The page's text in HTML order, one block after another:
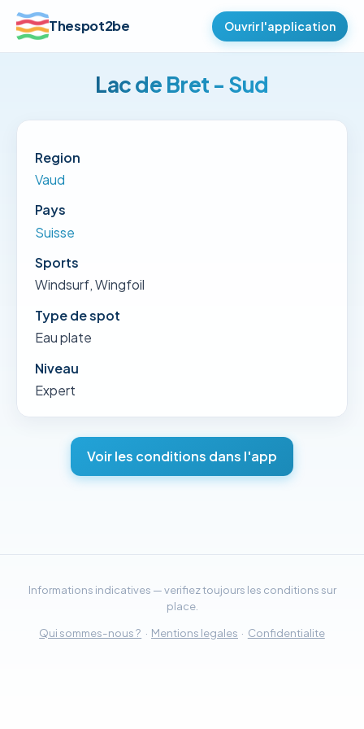
Thespot2be Ouvrir l'application
Lac de Bret - Sud
Region
Vaud
Pays
Suisse
Sports
Windsurf, Wingfoil
Type de spot
Eau plate
Niveau
Expert
Voir les conditions dans l'app
Informations indicatives — verifiez toujours les conditions sur
place.
Qui sommes-nous ? · Mentions legales · Confidentialite